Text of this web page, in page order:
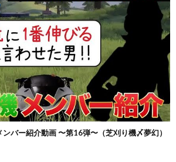
ンバー紹介動画 〜第16弾〜（芝刈り機〆夢幻）